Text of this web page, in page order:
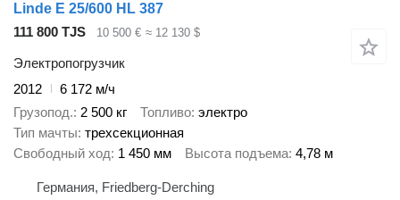
Linde E 25/600 HL 387
111 800 TJS
10 500 € ≈ 12 130 $
Электропогрузчик
2012
6 172 м/ч
Грузопод. 2 500 кг Топливо электро
Тип мачты трехсекционная
Свободный ход 1 450 мм Высота подъема 4,78 м
Германия, Friedberg-Derching